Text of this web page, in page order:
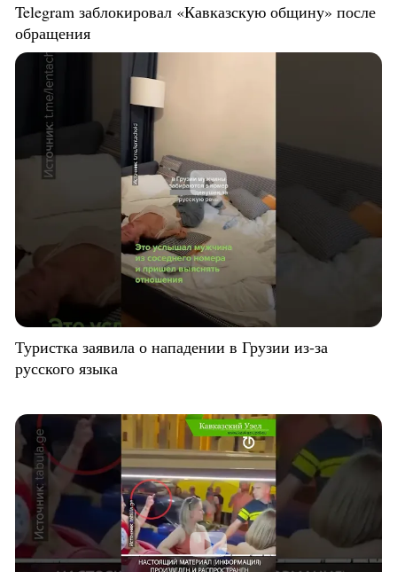
Telegram заблокировал «Кавказскую общину» после
обращения
Туристка заявила о нападении в Грузии из-за
русского языка